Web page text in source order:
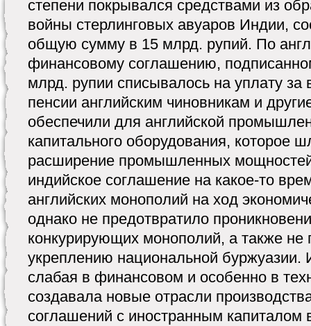
степени покрывался средствами из
войны стерлинговых авуаров Индии,
общую сумму в 15 млрд. рупий. По
финансовому соглашению,
млрд. рупии списывалось на уплату
пенсии английским чиновникам и
обеспечили для английской
капитального оборудования, которое
расширение промышленных
индийское соглашение на какое-то
английских монополий на ход
однако не предотвратило
конкурирующих монополий, а также не
укреплению национальной буржуазии.
слабая в финансовом и особенно в
создавала новые отрасли
соглашений с иностранным